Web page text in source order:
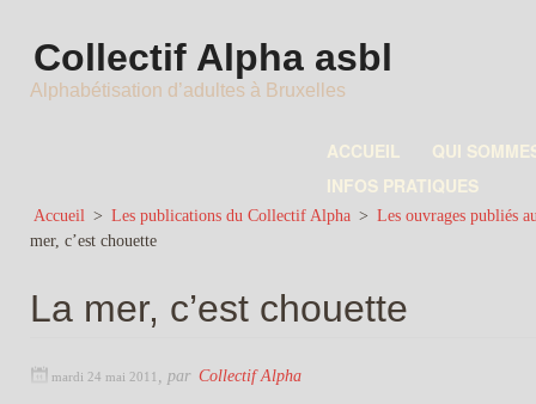
Collectif Alpha asbl
Alphabétisation d’adultes à Bruxelles
ACCUEIL
QUI
INFOS PRATIQUES
Accueil > Les publications du Collectif Alpha > Les ouvrages publiés
mer, c’est chouette
La mer, c’est chouette
mardi 24 mai 2011 par Collectif Alpha